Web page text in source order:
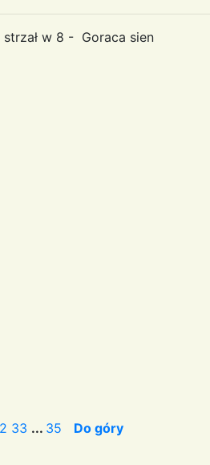
strzał w 8 - Goraca sien
33 ... 35 Do góry